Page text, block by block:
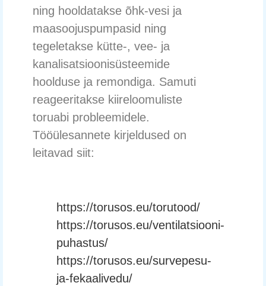
ning hooldatakse õhk-vesi ja
maasoojuspumpasid ning
tegeletakse kütte-, vee- ja
kanalisatsioonisüsteemide
hoolduse ja remondiga. Samuti
reageeritakse kiireloomuliste
toruabi probleemidele.
Tööülesannete kirjeldused on
leitavad siit:
https://torusos.eu/torutood/
https://torusos.eu/ventilatsiooni-
puhastus/
https://torusos.eu/survepesu-
ja-fekaalivedu/